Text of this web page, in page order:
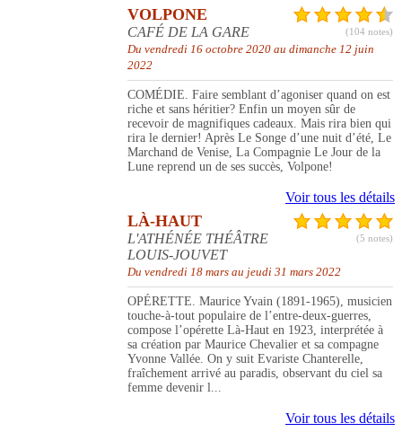
(104 notes)
VOLPONE
CAFÉ DE LA GARE
Du vendredi 16 octobre 2020 au dimanche 12 juin
2022
COMÉDIE. Faire semblant d’agoniser quand on est
riche et sans héritier? Enfin un moyen sûr de
recevoir de magnifiques cadeaux. Mais rira bien qui
rira le dernier! Après Le Songe d’une nuit d’été, Le
Marchand de Venise, La Compagnie Le Jour de la
Lune reprend un de ses succès, Volpone!
Voir tous les détails
(5 notes)
LÀ-HAUT
L'ATHÉNÉE THÉÂTRE
LOUIS-JOUVET
Du vendredi 18 mars au jeudi 31 mars 2022
OPÉRETTE. Maurice Yvain (1891-1965), musicien
touche-à-tout populaire de l’entre-deux-guerres,
compose l’opérette Là-Haut en 1923, interprétée à
sa création par Maurice Chevalier et sa compagne
Yvonne Vallée. On y suit Evariste Chanterelle,
fraîchement arrivé au paradis, observant du ciel sa
femme devenir l...
Voir tous les détails